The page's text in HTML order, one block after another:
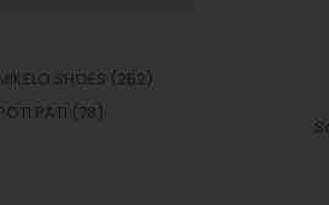
SHOES (252)
PATI (78)